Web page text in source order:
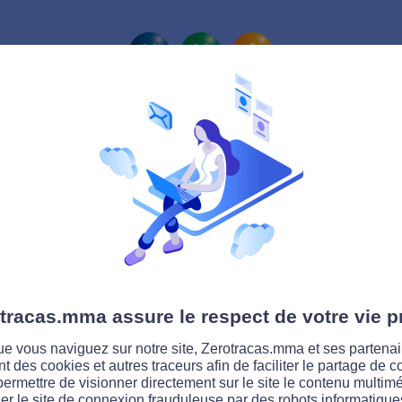
La route Zérotracas
votre code de
préparez-vous aux épreuves du code de
ASSR, BSR, Code de la route mais aussi
assure le respect de votre vie
vous naviguez sur notre site, Zerotracas.mma et ses
des cookies et autres traceurs afin de faciliter le partage de
de visionner directement sur le site le contenu